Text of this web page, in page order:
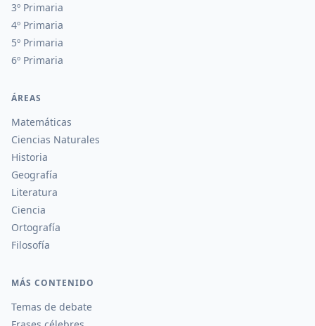
3º Primaria
4º Primaria
5º Primaria
6º Primaria
ÁREAS
Matemáticas
Ciencias Naturales
Historia
Geografía
Literatura
Ciencia
Ortografía
Filosofía
MÁS CONTENIDO
Temas de debate